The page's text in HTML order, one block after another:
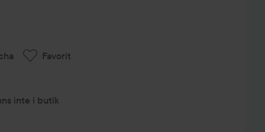
Favorit
inte i butik